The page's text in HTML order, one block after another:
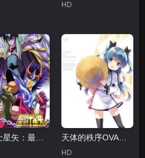
HD
圣斗士星矢：最终圣战的战士们
HD